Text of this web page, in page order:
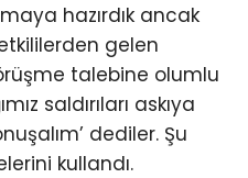
hazırdık ancak
gelen
talebine olumlu
saldırıları askıya
dediler. Şu
kullandı.